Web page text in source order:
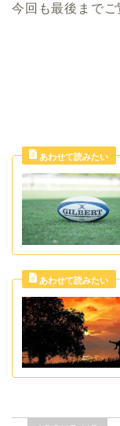
今回も最後までご